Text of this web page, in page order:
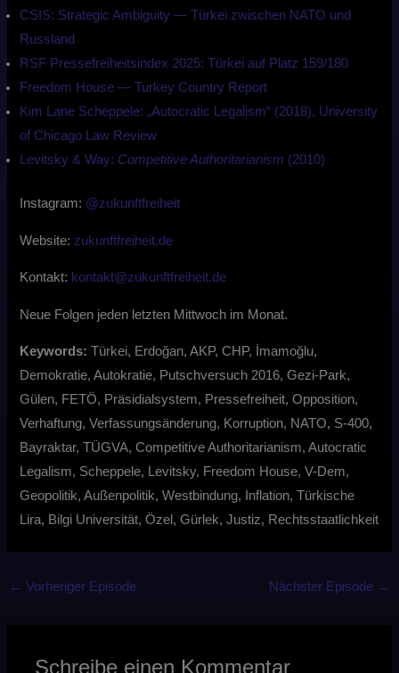
⁠CSIS: Strategic Ambiguity — Türkei zwischen NATO und
Russland⁠
⁠RSF Pressefreiheitsindex 2025: Türkei auf Platz 159/180 ⁠
⁠Freedom House — Turkey Country Report⁠
⁠Kim Lane Scheppele: „Autocratic Legalism“ (2018), University
of Chicago Law Review⁠
⁠Levitsky & Way: Competitive Authoritarianism (2010)⁠
Instagram: ⁠@zukunftfreiheit⁠
Website: ⁠zukunftfreiheit.de⁠
Kontakt: ⁠kontakt@zukunftfreiheit.de⁠
Neue Folgen jeden letzten Mittwoch im Monat.
Keywords: Türkei, Erdoğan, AKP, CHP, İmamoğlu,
Demokratie, Autokratie, Putschversuch 2016, Gezi-Park,
Gülen, FETÖ, Präsidialsystem, Pressefreiheit, Opposition,
Verhaftung, Verfassungsänderung, Korruption, NATO, S-400,
Bayraktar, TÜGVA, Competitive Authoritarianism, Autocratic
Legalism, Scheppele, Levitsky, Freedom House, V-Dem,
Geopolitik, Außenpolitik, Westbindung, Inflation, Türkische
Lira, Bilgi Universität, Özel, Gürlek, Justiz, Rechtsstaatlichkeit
← Vorheriger Episode Nächster Episode →
Schreibe einen Kommentar